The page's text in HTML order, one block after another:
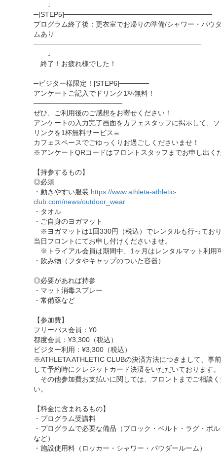
↓
─[STEP5]──────────────────────────────
プログラム終了後：更衣室でお帰りの準備/シャワー・パウ
ムあり
──────────────────────────────────
↓
終了！お疲れ様でした！
─ビジター様限定！[STEP6]──────
アンケートご記入でドリンク1杯無料！
──────────────────
ぜひ、ご利用後のご感想をお寄せください！
アンケートの入力完了画面をカフェスタッフに掲示して、
リンクを1杯無料サービス☕︎
カフェスペースでごゆっくりお過ごしくださいませ！
※アンケートQRコードはフロントスタッフまでお申し出く
【持参するもの】
◎必須
・動きやすい服装 https://www.athleta-athletic-
club.com/news/outdoor_wear
・タオル
・ご自身のヨガマット
※ヨガマットは1回330円（税込）でレンタルも行ってお
当日フロントにてお申し付けくださいませ。
※トライアル会員は期間中、1ヶ月はレンタルマット利用
・飲み物（フタやキャップのついた容器）
◎必要があれば持参
・マット消毒スプレー
・常備薬など
【参加費】
フリーパス会員：¥0
都度会員：¥3,300（税込）
ビジター利用：¥3,300（税込）
※ATHLETA ATHLETIC CLUBの決済方法につきまして、事
して予約時にクレジットカード決済をいただいております。
その他参加費お支払いに関しては、フロントまでご相談
い。
【料金に含まれるもの】
・プログラム受講料
・プログラムで必要な備品（ブロック・ベルト・ラグ・ボ
など）
・施設使用料（ロッカー・シャワー・パウダールーム）